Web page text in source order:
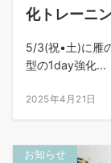
化トレーニ
5/3(祝•土)に雁
型の1day強化...
2025年4月21日
お知らせ